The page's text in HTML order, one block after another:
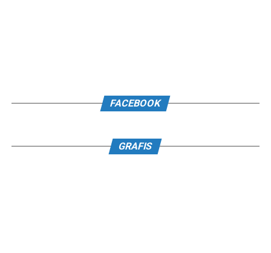
FACEBOOK
GRAFIS